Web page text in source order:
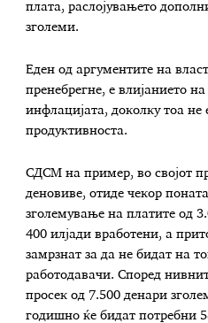
плата, раслојувањето
зголеми.
Еден од аргументите на
пренебрегне, е влијанието
инфлацијата, доколку тоа не
продуктивноста.
СДСМ на пример, во својот
деновиве, отиде чекор
зголемување на платите од
400 илјади вработени, а
замрзнат за да не бидат на
работодавачи. Според
просек од 7.500 денари
годишно ќе бидат потребни